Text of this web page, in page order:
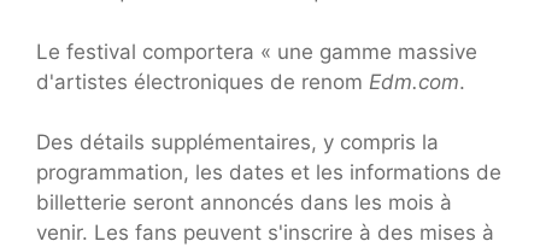
Le festival comportera « une gamme massive
d'artistes électroniques de renom Edm.com.
Des détails supplémentaires, y compris la
programmation, les dates et les informations de
billetterie seront annoncés dans les mois à
venir. Les fans peuvent s'inscrire à des mises à